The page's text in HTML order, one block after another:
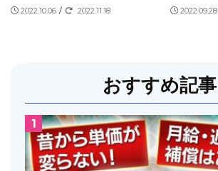
2022.10.06 / 2022.11.18 2022.09.28
おすすめ記事